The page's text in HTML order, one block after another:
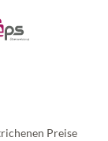
Preise